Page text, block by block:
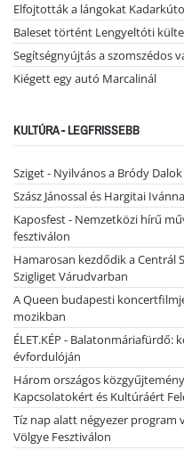
Elfojtották a lángokat
Baleset történt Lengyeltóti
Segítségnyújtás a szomszédos
Kiégett egy autó Marcalinál
KULTÚRA - LEGFRISSEBB
Sziget - Nyilvános a Bródy
Szász Jánossal és Hargitai
Kaposfest - Nemzetközi hírű
fesztiválon
Hamarosan kezdődik a Centrál
Szigliget Várudvarban
A Queen budapesti
mozikban
ÉLET.KÉP -
évfordulóján
Három országos
Kapcsolatokért és Kultúráért
Tíz nap alatt négyezer program
Völgye Fesztiválon